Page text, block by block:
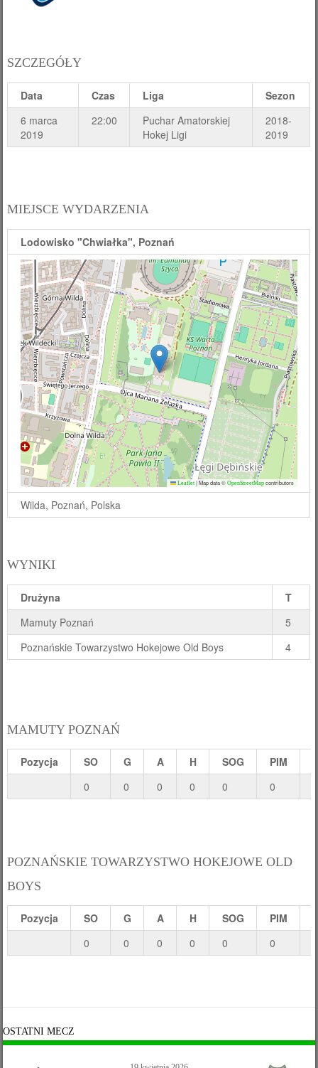
SZCZEGÓŁY
Data Czas Liga
Sezon
6 marca
2019
22:00
Puchar Amatorskiej
Hokej Ligi
2018-
2019
MIEJSCE WYDARZENIA
Lodowisko "Chwiałka", Poznań
Leaflet |Map data © OpenStreetMapcontributors
Wilda, Poznań, Polska
WYNIKI
Drużyna
T
Mamuty Poznań
5
Poznańskie Towarzystwo Hokejowe Old Boys
4
MAMUTY POZNAŃ
Pozycja SO G A H SOG PIM
0
0 0 0 0 0
POZNAŃSKIE TOWARZYSTWO HOKEJOWE OLD
BOYS
Pozycja SO G A H SOG PIM
0
0 0 0 0 0
OSTATNI MECZ